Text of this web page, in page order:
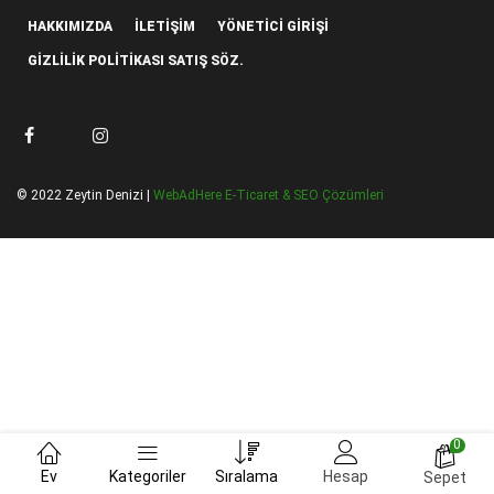
Ev Kategoriler Sıralama Hesap
0
Sepet
HAKKIMIZDA İLETIŞIM YÖNETICI GIRIŞI
GIZLILIK POLITIKASI SATIŞ SÖZ.
© 2022 Zeytin Denizi | WebAdHere E-Ticaret & SEO Çözümleri